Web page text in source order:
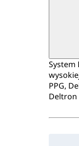
System
PPG,
Deltron